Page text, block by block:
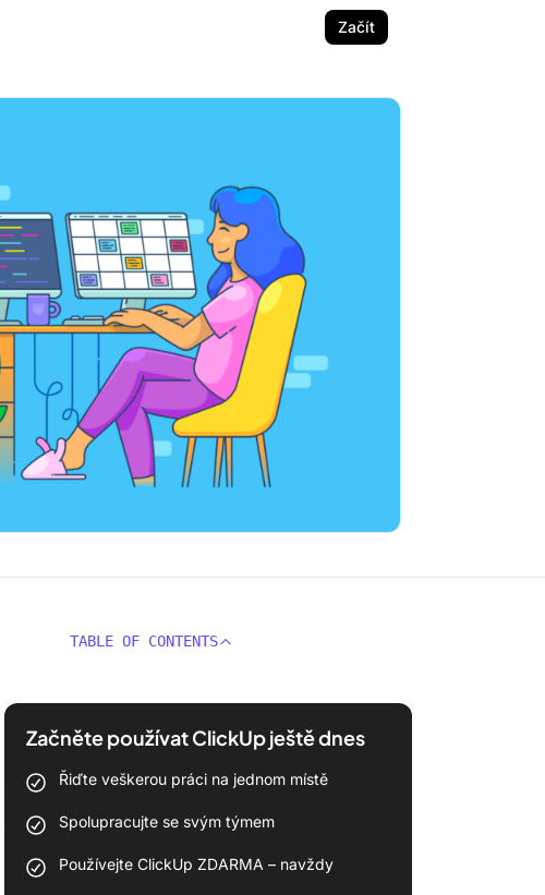
Začít
TABLE OF CONTENTS
Začněte používat ClickUp ještě dnes
Řiďte veškerou práci na jednom místě
Spolupracujte se svým týmem
Používejte ClickUp ZDARMA – navždy